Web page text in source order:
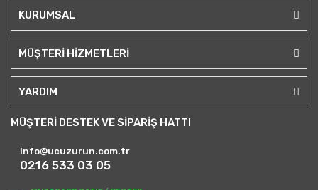
KURUMSAL
MÜŞTERİ HİZMETLERİ
YARDIM
MÜŞTERİ DESTEK VE SİPARİŞ HATTI
info@ucuzurun.com.tr
0216 533 03 05